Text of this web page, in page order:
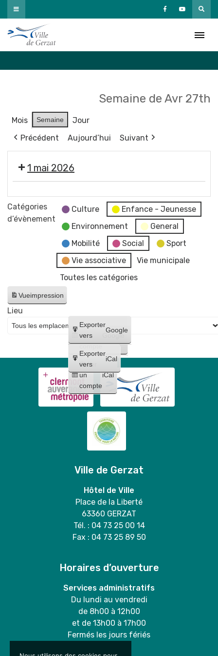
Passer
au
contenu
Semaine de Avr 27th
Mois Semaine
Jour
Précédent
Aujourd’hui Suivant
1 mai 2026
des
services
Catégories
d’évènement
Culture
Enfance - Jeunesse
Environnement
General
Mobilité
Social
Sport
Vie associative
Vie municipale
Toutes les catégories
Vueimpression
Créer
un
compte
Google
Créer
un
compte
iCal
Exporter
vers
Google
Exporter
vers
iCal
Lieu
Ville de Gerzat
Hôtel de Ville
Place de la Liberté
63360 GERZAT
Tél. : 04 73 25 00 14
Fax : 04 73 25 89 50
Horaires d’ouverture
Services administratifs
Du lundi au vendredi
de 8h00 à 12h00
et de 13h00 à 17h00
Fermés les jours fériés